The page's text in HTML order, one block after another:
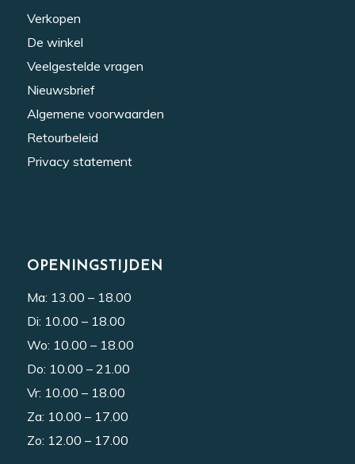
Verkopen
De winkel
Veelgestelde vragen
Nieuwsbrief
Algemene voorwaarden
Retourbeleid
Privacy statement
OPENINGSTIJDEN
Ma: 13.00 – 18.00
Di: 10.00 – 18.00
Wo: 10.00 – 18.00
Do: 10.00 – 21.00
Vr: 10.00 – 18.00
Za: 10.00 – 17.00
Zo: 12.00 – 17.00